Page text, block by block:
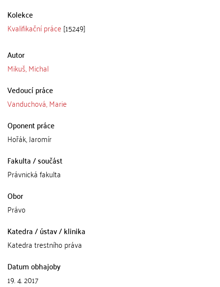
Kolekce
Kvalifikační práce [15249]
Autor
Mikuš, Michal
Vedoucí práce
Vanduchová, Marie
Oponent práce
Hořák, Jaromír
Fakulta / součást
Právnická fakulta
Obor
Právo
Katedra / ústav / klinika
Katedra trestního práva
Datum obhajoby
19. 4. 2017